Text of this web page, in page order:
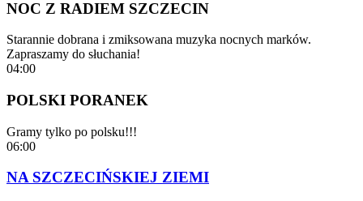
NOC Z RADIEM SZCZECIN
Starannie dobrana i zmiksowana muzyka nocnych marków.
Zapraszamy do słuchania!
04:00
POLSKI PORANEK
Gramy tylko po polsku!!!
06:00
NA SZCZECIŃSKIEJ ZIEMI